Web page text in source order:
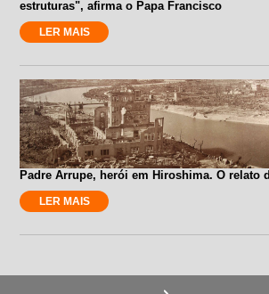
estruturas", afirma o Papa Francisco
LER MAIS
Padre Arrupe, herói em Hiroshima. O relato
LER MAIS